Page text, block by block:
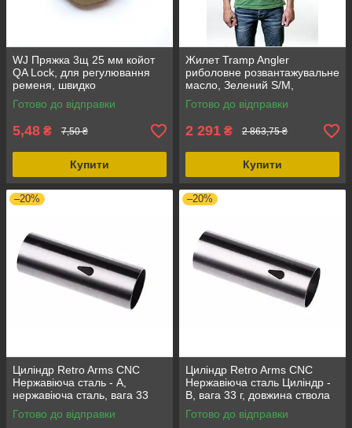
WJ Пряжка 3щ 25 мм койот
QA Lock, для регулювання
ременя, швидко
встановлюється, матеріал
ацетал
Готово до відправки
5,48 ₴ 7,50 ₴
Купити
Жилет Tramp Angler
риболовне розвантажувальне
масло, Зелений S/M,
утеплений, з капюшоном, 17
кишень
Готово до відправки
2 291 ₴ 2 863,75 ₴
Купити
–20%
Циліндр Retro Arms CNC
Нержавіюча сталь - A,
нержавіюча сталь, вага 33
грами, внутрішня довжина
130-239 мм
Готово до відправки
–20%
Циліндр Retro Arms CNC
Нержавіюча сталь Циліндр -
B, вага 33 г, довжина ствола
240-289 мм, твердість
630HBA
Готово до відправки